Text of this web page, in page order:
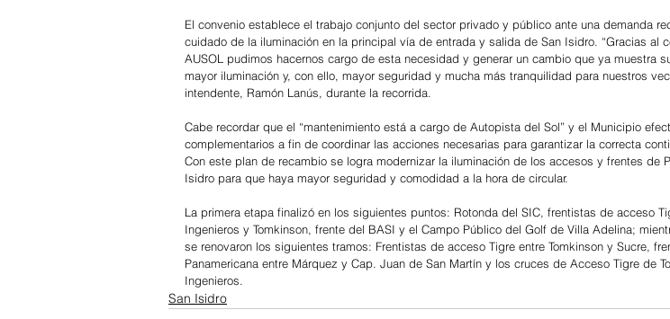
El convenio establece el trabajo conjunto del sector privado y público ante una demanda
cuidado de la iluminación en la principal vía de entrada y salida de San Isidro. “Gracias al
AUSOL pudimos hacernos cargo de esta necesidad y generar un cambio que ya muestra
mayor iluminación y, con ello, mayor seguridad y mucha más tranquilidad para nuestros
intendente, Ramón Lanús, durante la recorrida.
Cabe recordar que el “mantenimiento está a cargo de Autopista del Sol” y el Municipio
complementarios a fin de coordinar las acciones necesarias para garantizar la correcta
Con este plan de recambio se logra modernizar la iluminación de los accesos y frentes de
Isidro para que haya mayor seguridad y comodidad a la hora de circular.
La primera etapa finalizó en los siguientes puntos: Rotonda del SIC, frentistas de acceso
Ingenieros y Tomkinson, frente del BASI y el Campo Público del Golf de Villa Adelina;
se renovaron los siguientes tramos: Frentistas de acceso Tigre entre Tomkinson y Sucre,
Panamericana entre Márquez y Cap. Juan de San Martín y los cruces de Acceso Tigre de
Ingenieros.
San Isidro